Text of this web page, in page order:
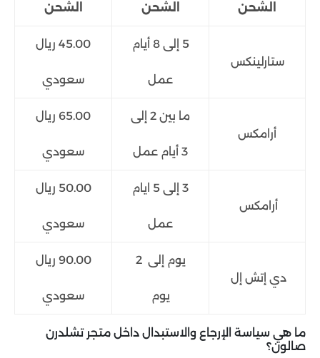
الشحن الشحن الشحن
ستارلينكس
5 إلى 8 أيام
عمل
45.00 ريال
سعودي
أرامكس
ما بين 2 إلى
3 أيام عمل
65.00 ريال
سعودي
أرامكس
3 إلى 5 ايام
عمل
50.00 ريال
سعودي
دي إتش إل
يوم إلى 2
يوم
90.00 ريال
سعودي
ما هي سياسة الإرجاع والاستبدال داخل متجر تشلدرن
صالون؟